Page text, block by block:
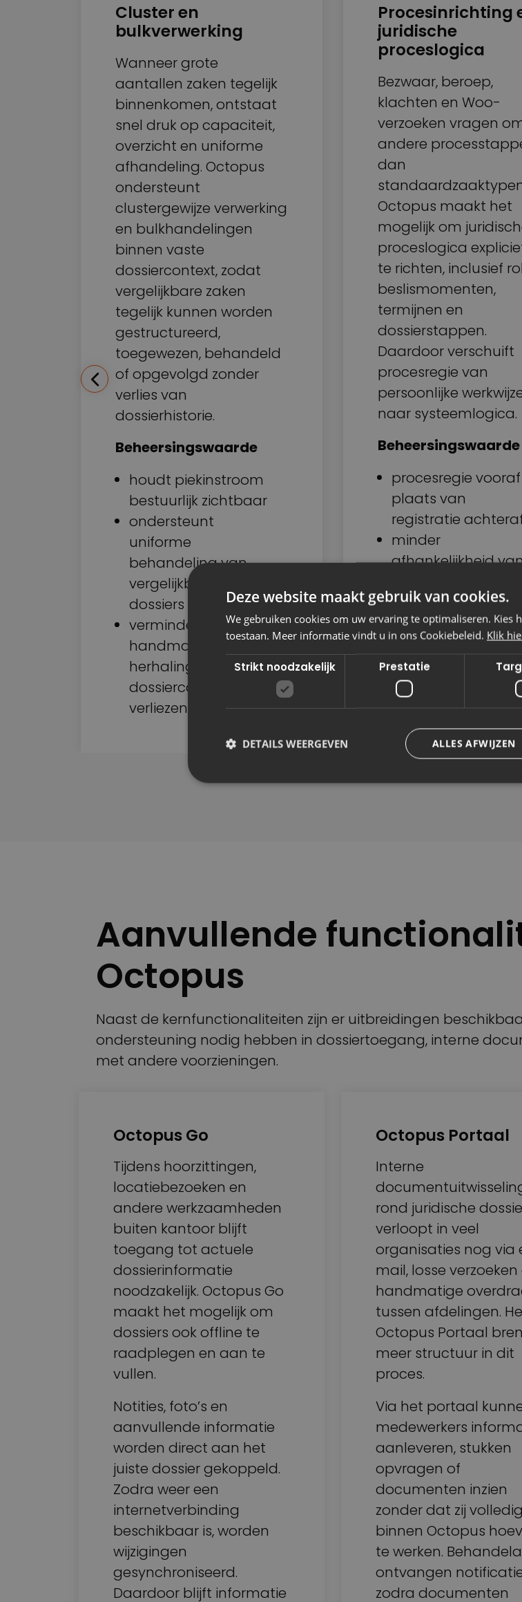
Cluster en
bulkverwerking
Wanneer grote
aantallen zaken tegelijk
binnenkomen, ontstaat
snel druk op capaciteit,
overzicht en uniforme
afhandeling. Octopus
ondersteunt
clustergewijze verwerking
en bulkhandelingen
binnen vaste
dossiercontext, zodat
vergelijkbare zaken
tegelijk kunnen worden
gestructureerd,
toegewezen, behandeld
of opgevolgd zonder
verlies van
dossierhistorie.
Beheersingswaarde
houdt piekinstroom
bestuurlijk zichtbaar
ondersteunt
uniforme
behandeling van
vergelijkbare
dossiers
vermindert
handmatige
herhaling zonder
dossiercontext te
verliezen
Procesinrichting
juridische
proceslogica
Bezwaar, beroep,
klachten en Woo-
verzoeken vragen
andere
dan
Octopus maakt het
mogelijk om
proceslogica
te richten, inclusief
beslismomenten,
termijnen en
dossierstappen.
Daardoor verschuift
procesregie van
persoonlijke
naar systeemlogica.
Beheersingswaarde
procesregie vooraf
plaats van
registratie
minder
afhankelijkheid
discipline
betere basis voor
proceshistorie,
en
Aanvullende
Octopus
Naast de kernfunctionaliteiten zijn er uitbreidingen
ondersteuning nodig hebben in dossiertoegang, interne
met andere voorzieningen.
Octopus Go
Tijdens hoorzittingen,
locatiebezoeken en
andere werkzaamheden
buiten kantoor blijft
toegang tot actuele
dossierinformatie
noodzakelijk. Octopus Go
maakt het mogelijk om
dossiers ook offline te
raadplegen en aan te
vullen.
Notities, foto’s en
aanvullende informatie
worden direct aan het
juiste dossier gekoppeld.
Zodra weer een
internetverbinding
beschikbaar is, worden
wijzigingen
gesynchroniseerd.
Daardoor blijft informatie
Octopus Portaal
Interne
rond juridische
verloopt in veel
organisaties nog via
mail, losse verzoeken
handmatige
tussen afdelingen.
Octopus Portaal
meer structuur in dit
proces.
Via het portaal
medewerkers
aanleveren, stukken
opvragen of
documenten inzien
zonder dat zij volledig
binnen Octopus
te werken.
ontvangen
zodra documenten
Deze website maakt gebruik van cookies.
We gebruiken cookies om uw ervaring te optimaliseren. Kies
toestaan. Meer informatie vindt u in ons Cookiebeleid. Klik
Strikt noodzakelijk Prestatie
ALLES AFWIJZEN
DETAILS WEERGEVEN